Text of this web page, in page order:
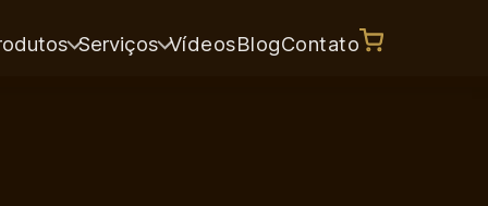
Serviços VídeosBlogContato